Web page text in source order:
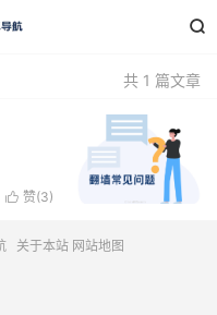

共 1 篇文章
 赞(3)
关于本站 网站地图